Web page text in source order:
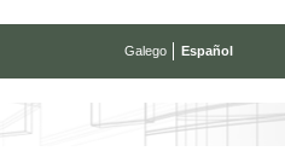
Galego Español